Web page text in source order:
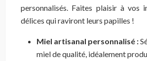
personnalisés. Faites plaisir à vos
délices qui raviront leurs papilles !
Miel artisanal personnalisé :
miel de qualité, idéalement